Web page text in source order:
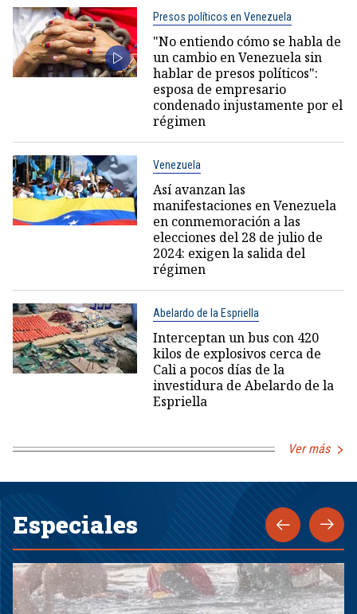
Presos políticos en Venezuela
"No entiendo cómo se habla de
un cambio en Venezuela sin
hablar de presos políticos":
esposa de empresario
condenado injustamente por el
régimen
Venezuela
Así avanzan las
manifestaciones en Venezuela
en conmemoración a las
elecciones del 28 de julio de
2024: exigen la salida del
régimen
Abelardo de la Espriella
Interceptan un bus con 420
kilos de explosivos cerca de
Cali a pocos días de la
investidura de Abelardo de la
Espriella
Ver más
Especiales